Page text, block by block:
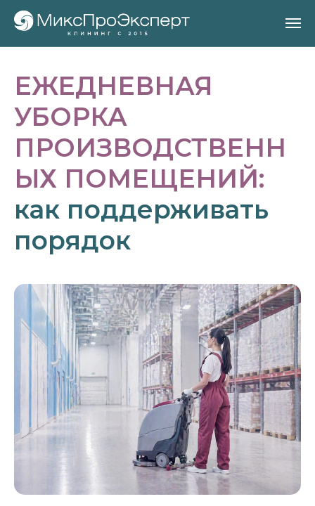
ЕЖЕДНЕВНАЯ
УБОРКА
ПРОИЗВОДСТВЕНН
ЫХ ПОМЕЩЕНИЙ:
как поддерживать
порядок